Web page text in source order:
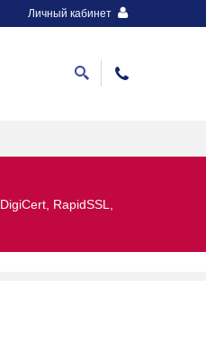
Личный кабинет
RapidSSL,